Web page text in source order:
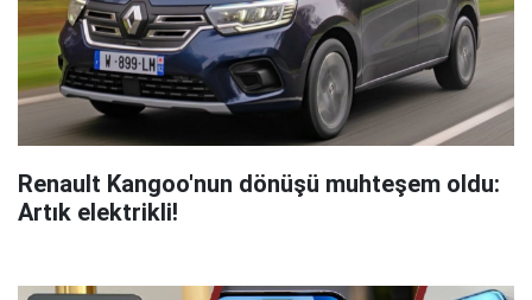
Renault Kangoo'nun dönüşü muhteşem oldu:
Artık elektrikli!